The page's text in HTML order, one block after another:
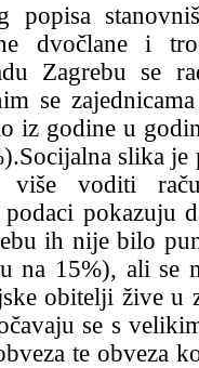
popisa
dvočlane i
Zagrebu se
se
iz godine u
slika je
više voditi
pokazuju
ih nije bilo
na 15%), ali se
obitelji žive u
se s
te obveza